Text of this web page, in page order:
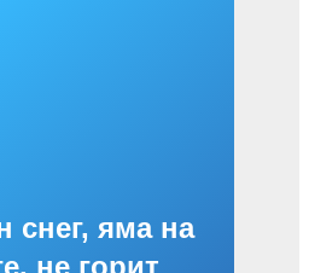
снег, яма на
не горит